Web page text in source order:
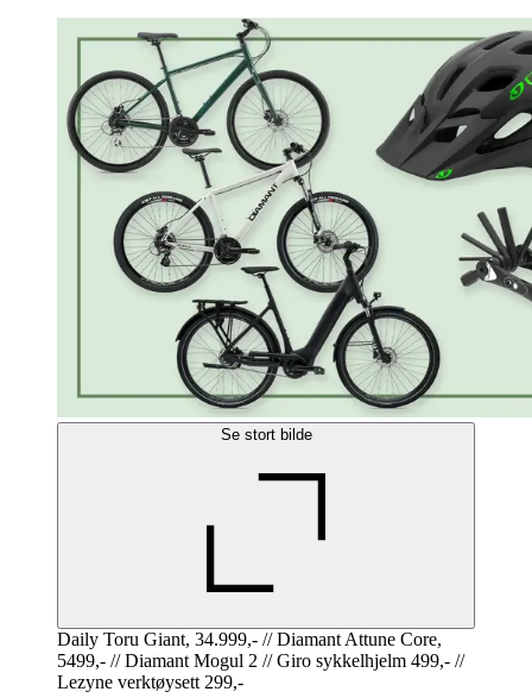
Se stort bilde
Daily Toru Giant, 34.999,- // Diamant Attune Core,
5499,- // Diamant Mogul 2 // Giro sykkelhjelm 499,- //
Lezyne verktøysett 299,-